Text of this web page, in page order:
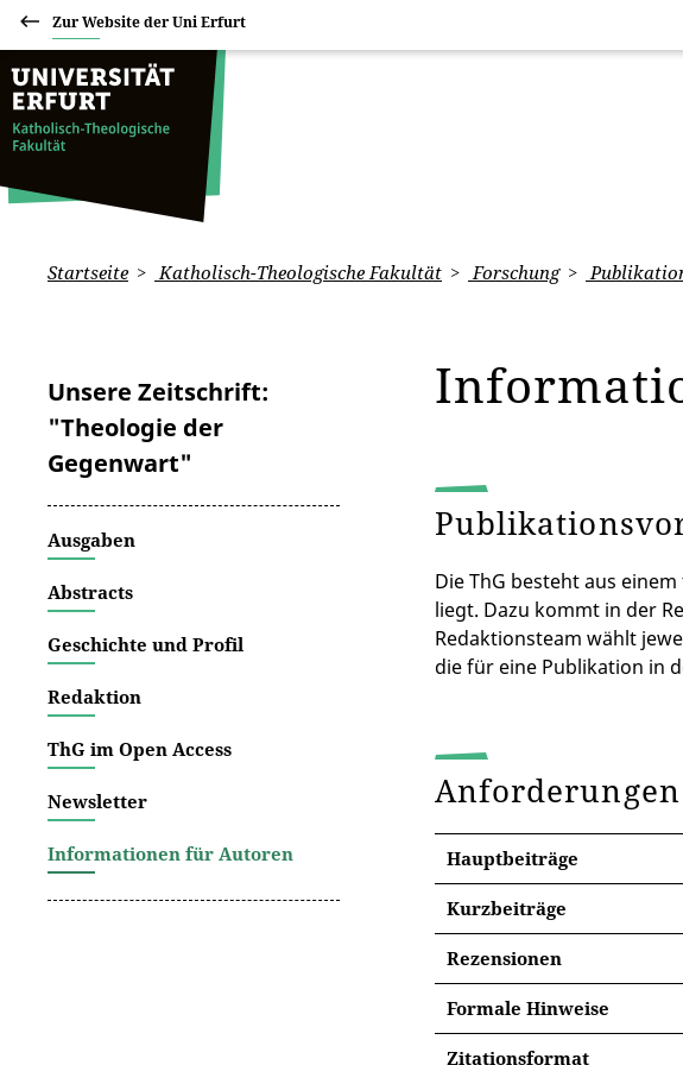
Zur Website der Uni Erfurt
Startseite Katholisch-Theologische Fakultät Forschung
Unsere Zeitschrift:
"Theologie der
Gegenwart"
Ausgaben
Abstracts
Geschichte und Profil
Redaktion
ThG im Open Access
Newsletter
Informationen für Autoren
Die ThG besteht aus
liegt. Dazu kommt in der
Redaktionsteam wählt
die für eine Publikation in
Hauptbeiträge
Kurzbeiträge
Weit größerer Bedarf
Theologische
Das Konzil im Diskurs
Rezensionen
Sehr gern drucken wir
sollten etwa 3000
Adresse, die als
Formale Hinweise
Für alle Beiträge gelten
Zitationsformat